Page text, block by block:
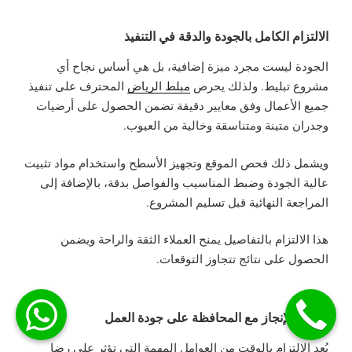
الالتزام الكامل بالجودة والدقة في التنفيذ
الجودة ليست مجرد ميزة إضافية، بل هي أساس نجاح أي
مشروع تبليط. ولذلك يحرص مبلط الرياض المحترف على تنفيذ
جميع الأعمال وفق معايير دقيقة تضمن الحصول على أرضيات
وجدران متينة ومتناسقة وخالية من العيوب.
ويشمل ذلك فحص الموقع وتجهيز الأسطح واستخدام مواد تثبيت
عالية الجودة وضبط المناسيب والفواصل بدقة، بالإضافة إلى
المراجعة النهائية قبل تسليم المشروع.
هذا الالتزام بالتفاصيل يمنح العملاء الثقة والراحة ويضمن
الحصول على نتائج تتجاوز التوقعات.
سرعة الإنجاز مع المحافظة على جودة العمل
يُعد الالتزام بالوقت من العوامل المهمة التي تؤثر على رضا